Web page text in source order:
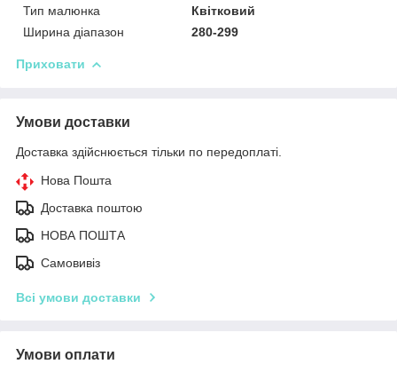
Тип малюнка
Квітковий
Ширина діапазон
280-299
Приховати
Умови доставки
Доставка здійснюється тільки по передоплаті.
Нова Пошта
Доставка поштою
НОВА ПОШТА
Самовивіз
Всі умови доставки
Умови оплати